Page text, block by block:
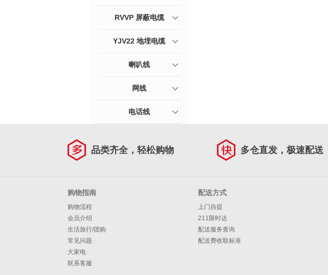
RVVP 屏蔽电缆
YJV22 地埋电缆
喇叭线
网线
电话线
品类齐全，轻松购物 多仓直发，极速配送
购物指南
购物流程
会员介绍
生活旅行/团购
常见问题
大家电
联系客服
配送方式
上门自提
211限时达
配送服务查询
配送费收取标准